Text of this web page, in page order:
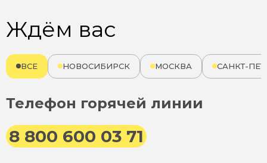
Ждём вас
ВСЕ НОВОСИБИРСК МОСКВА САНКТ-
Телефон горячей линии
8 800 600 03 71